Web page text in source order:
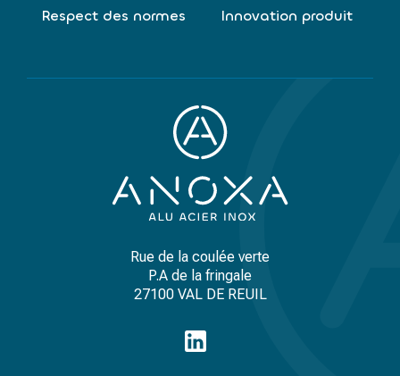
Respect des normes Innovation produit
Rue de la coulée verte
P.A de la fringale
27100 VAL DE REUIL